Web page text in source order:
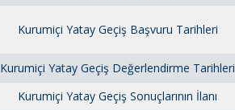
Kurumiçi Yatay Geçiş Başvuru Tarihleri
Kurumiçi Yatay Geçiş Değerlendirme Tarihleri
Kurumiçi Yatay Geçiş Sonuçlarının İlanı